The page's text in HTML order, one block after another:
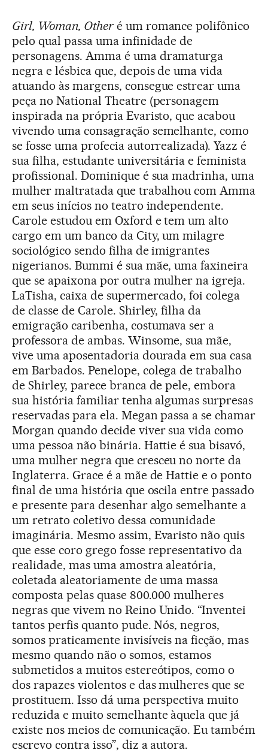
Girl, Woman, Otheré um romance polifônico
pelo qual passa uma infinidade de
personagens. Amma é uma dramaturga
negra e lésbica que, depois de uma vida
atuando às margens, consegue estrear uma
peça no National Theatre (personagem
inspirada na própria Evaristo, que acabou
vivendo uma consagração semelhante, como
se fosse uma profecia autorrealizada). Yazz é
sua filha, estudante universitária e feminista
profissional. Dominique é sua madrinha, uma
mulher maltratada que trabalhou com Amma
em seus inícios no teatro independente.
Carole estudou em Oxford e tem um alto
cargo em um banco da City, um milagre
sociológico sendo filha de imigrantes
nigerianos. Bummi é sua mãe, uma faxineira
que se apaixona por outra mulher na igreja.
LaTisha, caixa de supermercado, foi colega
de classe de Carole. Shirley, filha da
emigração caribenha, costumava ser a
professora de ambas. Winsome, sua mãe,
vive uma aposentadoria dourada em sua casa
em Barbados. Penelope, colega de trabalho
de Shirley, parece branca de pele, embora
sua história familiar tenha algumas surpresas
reservadas para ela. Megan passa a se chamar
Morgan quando decide viver sua vida como
uma pessoa não binária. Hattie é sua bisavó,
uma mulher negra que cresceu no norte da
Inglaterra. Grace é a mãe de Hattie e o ponto
final de uma história que oscila entre passado
e presente para desenhar algo semelhante a
um retrato coletivo dessa comunidade
imaginária. Mesmo assim, Evaristo não quis
que esse coro grego fosse representativo da
realidade, mas uma amostra aleatória,
coletada aleatoriamente de uma massa
composta pelas quase 800.000 mulheres
negras que vivem no Reino Unido. “Inventei
tantos perfis quanto pude. Nós, negros,
somos praticamente invisíveis na ficção, mas
mesmo quando não o somos, estamos
submetidos a muitos estereótipos, como o
dos rapazes violentos e das mulheres que se
prostituem. Isso dá uma perspectiva muito
reduzida e muito semelhante àquela que já
existe nos meios de comunicação. Eu também
escrevo contra isso”, diz a autora.